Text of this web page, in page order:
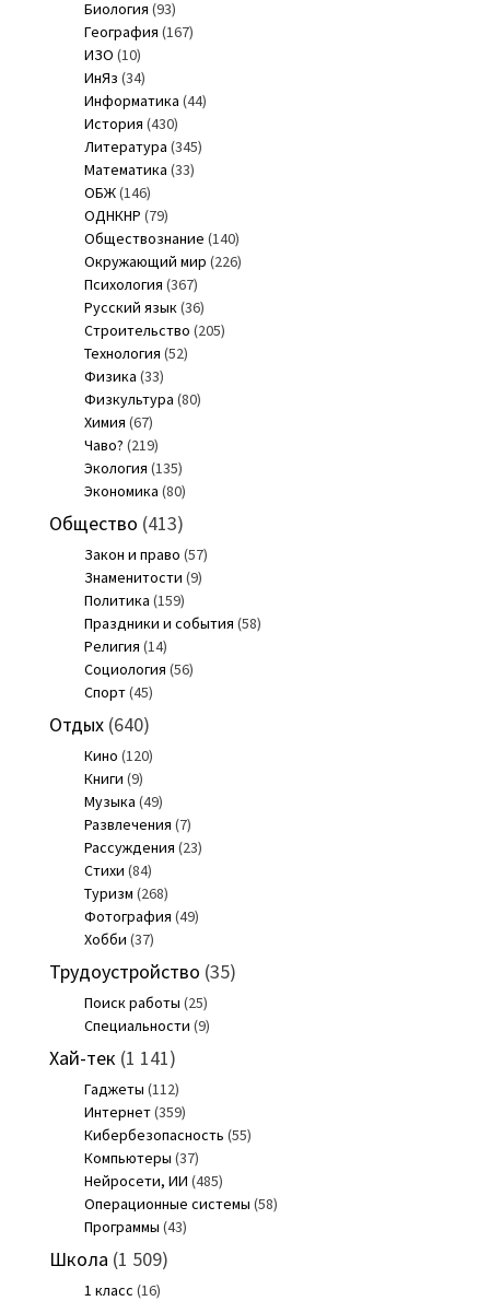
Биология (93)
География (167)
ИЗО (10)
ИнЯз (34)
Информатика (44)
История (430)
Литература (345)
Математика (33)
ОБЖ(146)
ОДНКНР (79)
Обществознание (140)
Окружающий мир (226)
Психология (367)
Русский язык(36)
Строительство (205)
Технология (52)
Физика (33)
Физкультура (80)
Химия (67)
Чаво? (219)
Экология (135)
Экономика (80)
Общество (413)
Закон и право (57)
Знаменитости (9)
Политика (159)
Праздники и события (58)
Религия (14)
Социология (56)
Спорт(45)
Отдых(640)
Кино (120)
Книги (9)
Музыка (49)
Развлечения (7)
Рассуждения (23)
Стихи (84)
Туризм (268)
Фотография (49)
Хобби (37)
Трудоустройство (35)
Поиск работы (25)
Специальности (9)
Хай-тек (1 141)
Гаджеты (112)
Интернет(359)
Кибербезопасность (55)
Компьютеры (37)
Нейросети, ИИ (485)
Операционные системы (58)
Программы (43)
Школа (1 509)
1 класс (16)